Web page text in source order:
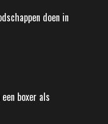
doen in
boxer als